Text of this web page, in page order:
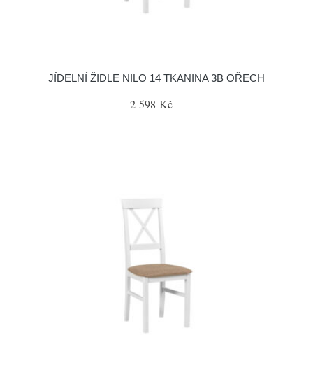
JÍDELNÍ ŽIDLE NILO 14 TKANINA 3B OŘECH
2 598 Kč